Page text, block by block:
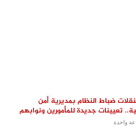
ضباط النظام بمديرية أمن
تعيينات جديدة للمأمورين ونوابهم
واحدة